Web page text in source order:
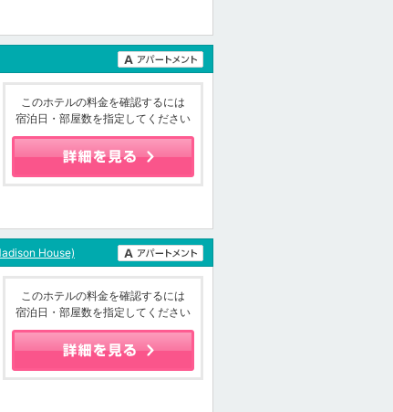
このホテルの料金を確認するには
宿泊日・部屋数を指定してください
House)
このホテルの料金を確認するには
宿泊日・部屋数を指定してください